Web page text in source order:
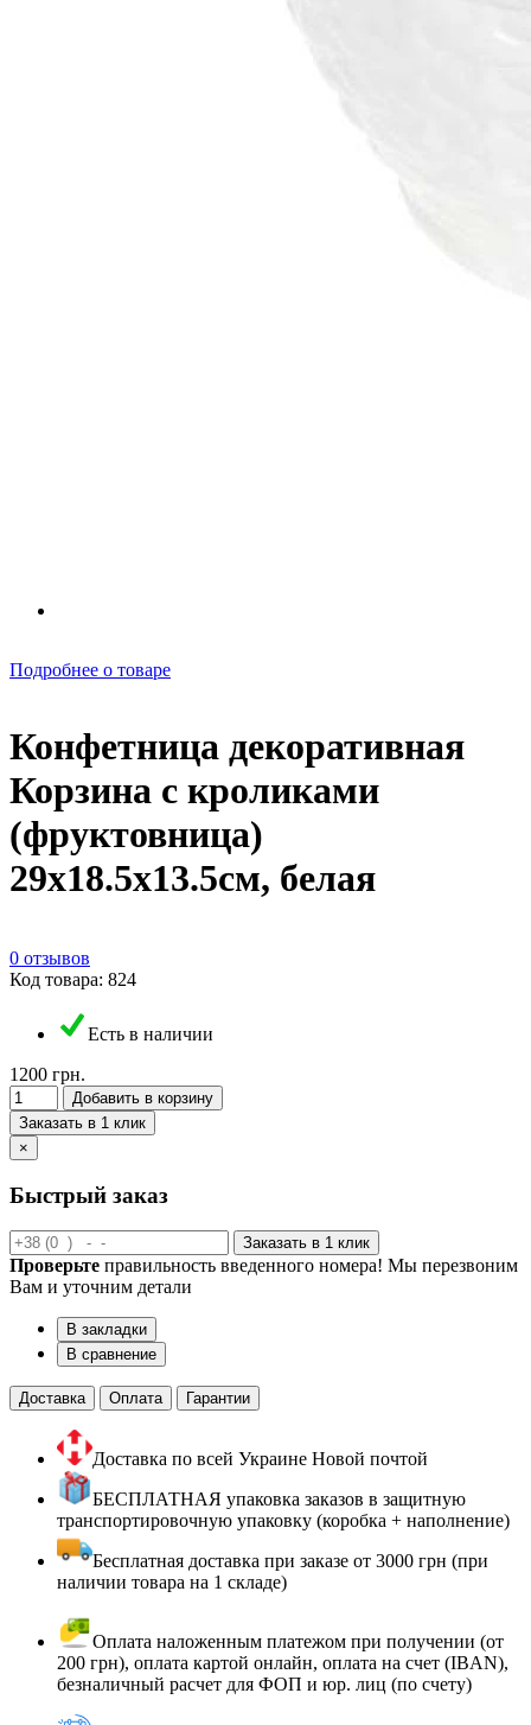
Подробнее о товаре
Конфетница декоративная
Корзина с кроликами
(фруктовница)
29х18.5х13.5см, белая
0 отзывов
Код товара: 824
Есть в наличии
1200 грн.
Добавить в корзину
Заказать в 1 клик
×
Быстрый заказ
Заказать в 1 клик
Проверьте правильность введенного номера! Мы перезвоним
Вам и уточним детали
В закладки
В сравнение
Доставка Оплата Гарантии
Доставка по всей Украине Новой почтой
БЕСПЛАТНАЯ упаковка заказов в защитную
транспортировочную упаковку (коробка + наполнение)
Бесплатная доставка при заказе от 3000 грн (при
наличии товара на 1 складе)
Оплата наложенным платежом при получении (от
200 грн), оплата картой онлайн, оплата на счет (IBAN),
безналичный расчет для ФОП и юр. лиц (по счету)